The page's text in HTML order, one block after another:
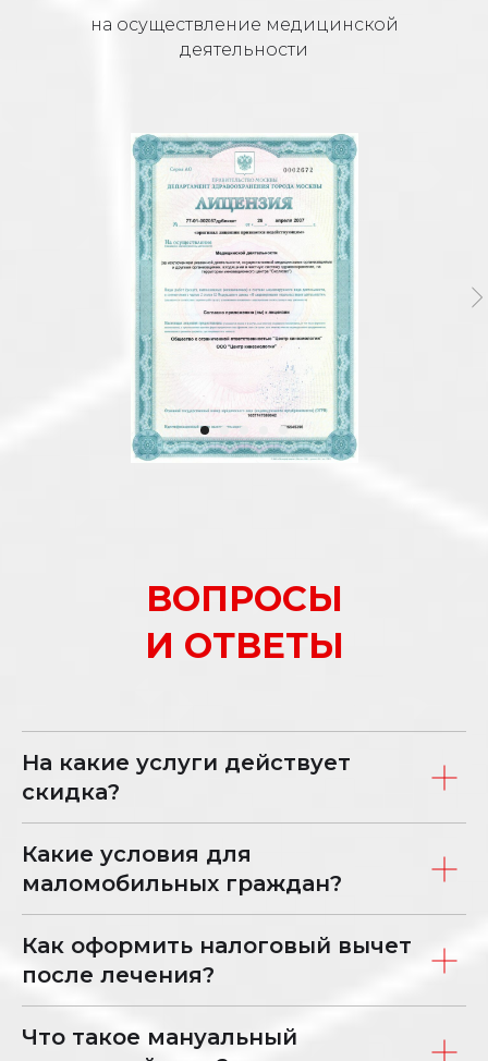
на осуществление медицинской
деятельности
ВОПРОСЫ
И ОТВЕТЫ
На какие услуги действует
скидка?
Какие условия для
маломобильных граждан?
Как оформить налоговый вычет
после лечения?
Что такое мануальный